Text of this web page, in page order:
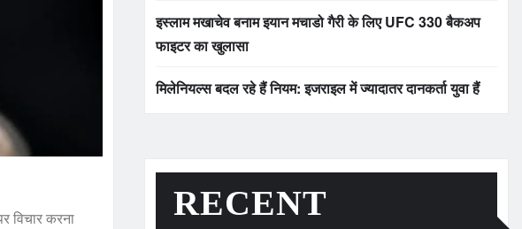
विचार करना
इस्लाम मखाचेव बनाम इयान मचाडो गैरी के लिए UFC 330 बैकअप
फाइटर का खुलासा
मिलेनियल्स बदल रहे हैं नियम: इजराइल में ज्यादातर दानकर्ता युवा हैं
RECENT